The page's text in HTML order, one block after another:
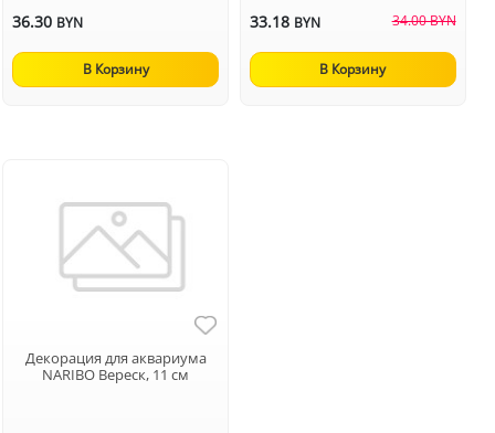
36.30 BYN
В Корзину
33.18 BYN 34.00 BYN
В Корзину
Декорация для аквариума
NARIBO Вереск, 11 см